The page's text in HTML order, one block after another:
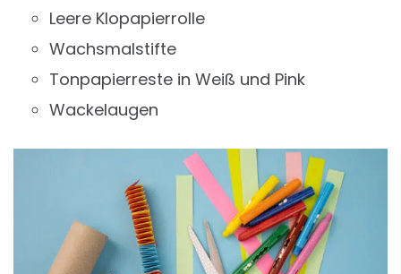
Leere Klopapierrolle
Wachsmalstifte
Tonpapierreste in Weiß und Pink
Wackelaugen